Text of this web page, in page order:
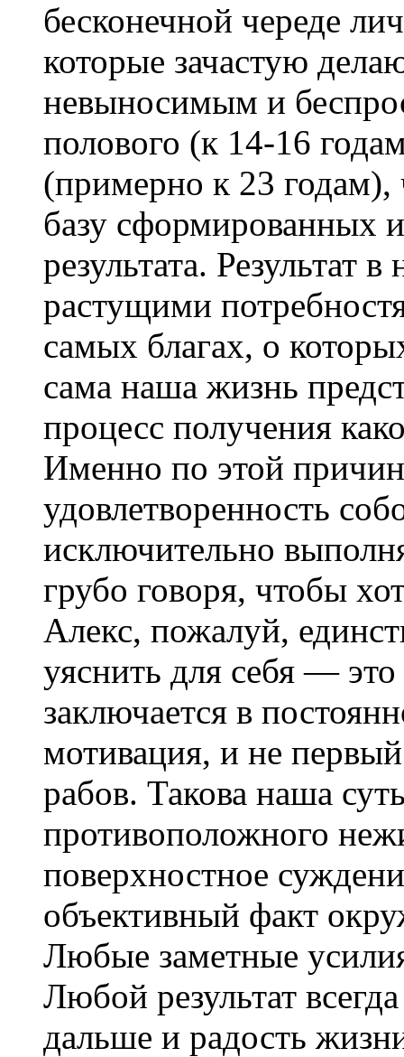
бесконечной череде
которые зачастую
невыносимым и
полового (к 14-16
(примерно к 23 годам),
базу сформированных
результата. Результат
растущими
самых благах, о
сама наша жизнь
процесс получения
Именно по этой
удовлетворенность
исключительно
грубо говоря, чтобы
Алекс, пожалуй,
уяснить для себя —
заключается в
мотивация, и не
рабов. Такова наша
противоположного
поверхностное
объективный факт
Любые заметные усилия
Любой результат
дальше и радость